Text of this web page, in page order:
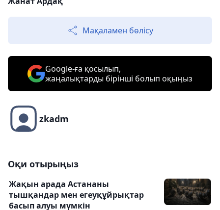
Мақаламен бөлісу
Google-ға қосылып,
жаңалықтарды бірінші болып оқыңыз
zkadm
Оқи отырыңыз
Жақын арада Астананы
тышқандар мен егеуқұйрықтар
басып алуы мүмкін